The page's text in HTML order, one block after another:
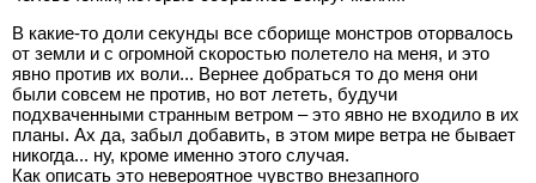
В какие-то доли секунды все сборище монстров оторвалось
от земли и с огромной скоростью полетело на меня, и это
явно против их воли... Вернее добраться то до меня они
были совсем не против, но вот лететь, будучи
подхваченными странным ветром – это явно не входило в их
планы. Ах да, забыл добавить, в этом мире ветра не бывает
никогда... ну, кроме именно этого случая.
Как описать это невероятное чувство внезапного